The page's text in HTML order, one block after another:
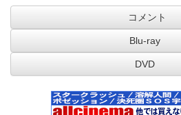
コメント
Blu-ray
DVD